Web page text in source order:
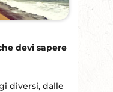
devi sapere
diversi, dalle